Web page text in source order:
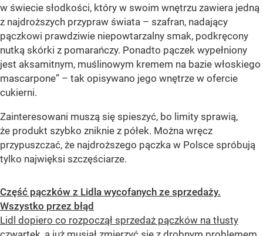
w świecie słodkości, który w swoim wnętrzu zawiera jedną
z najdroższych przypraw świata – szafran, nadający
pączkowi prawdziwie niepowtarzalny smak, podkręcony
nutką skórki z pomarańczy. Ponadto pączek wypełniony
jest aksamitnym, muślinowym kremem na bazie włoskiego
mascarpone” – tak opisywano jego wnętrze w ofercie
cukierni.
Zainteresowani muszą się spieszyć, bo limity sprawią,
że produkt szybko zniknie z półek. Można wręcz
przypuszczać, że najdroższego pączka w Polsce spróbują
tylko najwięksi szczęściarze.
Część pączków z Lidla wycofanych ze sprzedaży.
Wszystko przez błąd
Lidl dopiero co rozpoczął sprzedaż pączków na tłusty